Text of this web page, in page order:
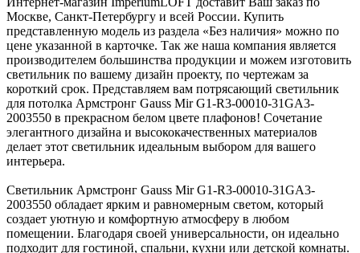
Москве, Санкт-Петербургу и всей России. Купить
представленную модель из раздела «Без наличия» можно по
цене указанной в карточке. Так же наша компания является
производителем большинства продукции и можем изготовить
светильник по вашему дизайн проекту, по чертежам за
короткий срок. Представляем вам потрясающий светильник
для потолка Армстронг Gauss Mir G1-R3-00010-31GA3-
2003550 в прекрасном белом цвете плафонов! Сочетание
элегантного дизайна и высококачественных материалов
делает этот светильник идеальным выбором для вашего
интерьера.
Светильник Армстронг Gauss Mir G1-R3-00010-31GA3-
2003550 обладает ярким и равномерным светом, который
создает уютную и комфортную атмосферу в любом
помещении. Благодаря своей универсальности, он идеально
подходит для гостиной, спальни, кухни или детской комнаты.